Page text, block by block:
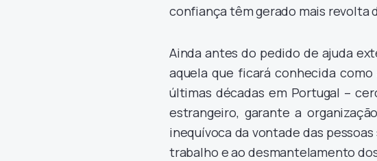
confiança têm gerado mais revolta
Ainda antes do pedido de ajuda
aquela que ficará conhecida
últimas décadas em Portugal –
estrangeiro, garante a
inequívoca da vontade das
trabalho e ao desmantelamento